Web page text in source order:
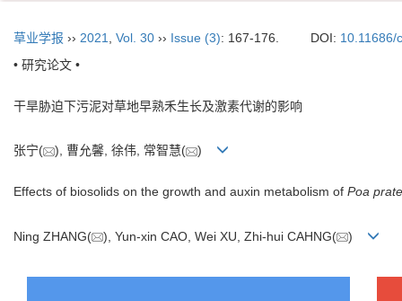
草业学报 ›› 2021 Vol. 30 ›› Issue (3): 167-176. DOI: 10.11686/
• 研究论文 •
干旱胁迫下污泥对草地早熟禾生长及激素代谢的影响
张宁( ), 曹允馨, 徐伟, 常智慧( )
Effects of biosolids on the growth and auxin metabolism of Poa
Ning ZHANG( ), Yun-xin CAO, Wei XU, Zhi-hui CAHNG( )